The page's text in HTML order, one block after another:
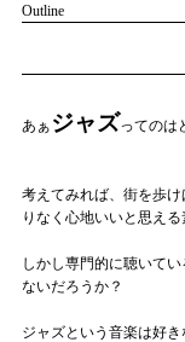
人気ワード
#男性SSW #ポ
#男性シンガー
MENU
プレスリリース一覧
お問い合わせ
記事リクエスト
Outline
あぁ ジャズってのは
考えてみれば、街を歩
りなく心地いいと思える
しかし専門的に聴いて
ないだろうか？
ジャズという音楽は好